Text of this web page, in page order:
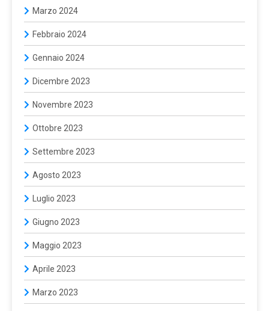
Marzo 2024
Febbraio 2024
Gennaio 2024
Dicembre 2023
Novembre 2023
Ottobre 2023
Settembre 2023
Agosto 2023
Luglio 2023
Giugno 2023
Maggio 2023
Aprile 2023
Marzo 2023